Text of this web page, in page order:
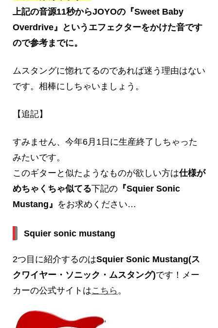
上記の音源11秒からJOYOの『Sweet Baby
Overdrive』というエフェクターをかけた音です
ので参考までに。
ムスタングに惚れてるのであれば迷う理由はない
です。相棒にしちゃいましょう。
【追記】
すみません、今年6月1日に生産終了しちゃった
みたいです。
このギターと似たようなものが欲しい方は仕様が
めちゃくちゃ似てる下記の 『Squier Sonic
Mustang』 をお求めください…
Squier sonic mustang
2つ目に紹介するのはSquier Sonic Mustang(ス
クワイヤー・ソニック・ムスタング)です！メー
カーの公式サイトはこちら 。